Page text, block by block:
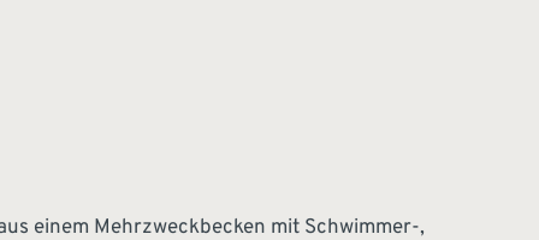
einem Mehrzweckbecken mit Schwimmer-,